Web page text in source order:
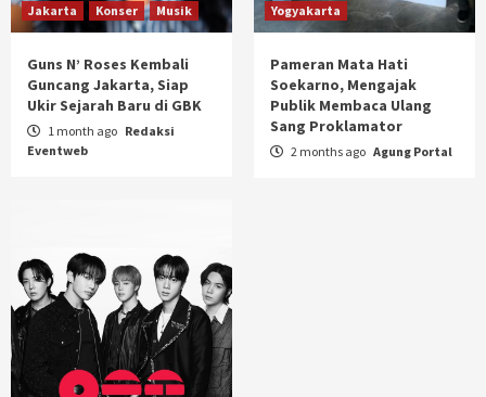
Jakarta Konser Musik
Guns N’ Roses Kembali
Guncang Jakarta, Siap
Ukir Sejarah Baru di GBK
1 month ago Redaksi
Eventweb
Yogyakarta
Pameran Mata Hati
Soekarno, Mengajak
Publik Membaca Ulang
Sang Proklamator
2 months ago Agung Portal